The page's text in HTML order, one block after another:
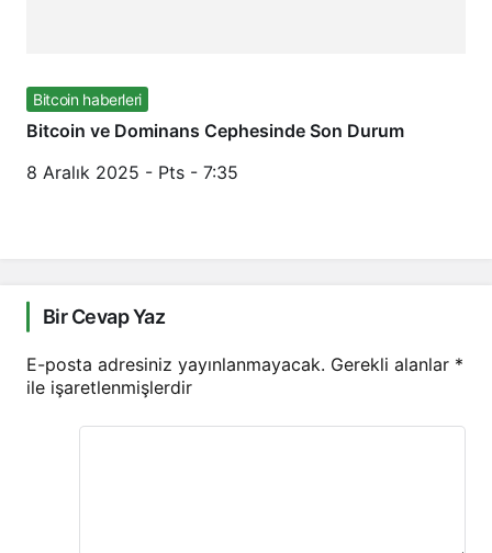
Bitcoin haberleri
Bitcoin ve Dominans Cephesinde Son Durum
8 Aralık 2025 - Pts - 7:35
Bir Cevap Yaz
E-posta adresiniz yayınlanmayacak. Gerekli alanlar *
ile işaretlenmişlerdir